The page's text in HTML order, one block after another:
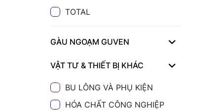
TOTAL
GÀU NGOẠM GUVEN
VẬT TƯ & THIẾT BỊ KHÁC
BU LÔNG VÀ PHỤ KIỆN
HÓA CHẤT CÔNG NGHIỆP